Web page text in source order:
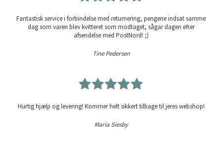
Fantastisk service i forbindelse med returnering, pengene indsat samme
dag som varen blev kvitteret som modtaget, sågar dagen efter
afsendelse med PostNord! ;)
Tine Pedersen
Hurtig hjælp og levering! Kommer helt sikkert tilbage til jeres webshop!
Maria Siesby